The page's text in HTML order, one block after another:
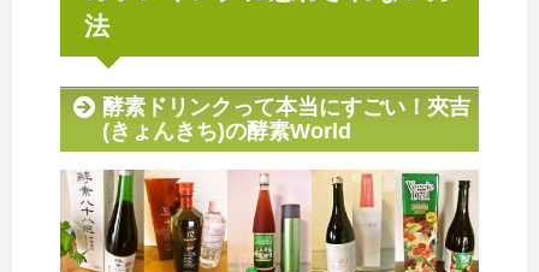
法
酵素ドリンクって本当にすごい！夾吉
(きょんきち)の酵素World